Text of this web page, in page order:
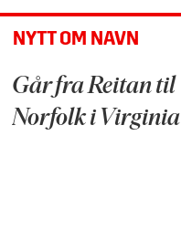
NYTT OM NAVN
Går fra Reitan til
Norfolk i Virginia